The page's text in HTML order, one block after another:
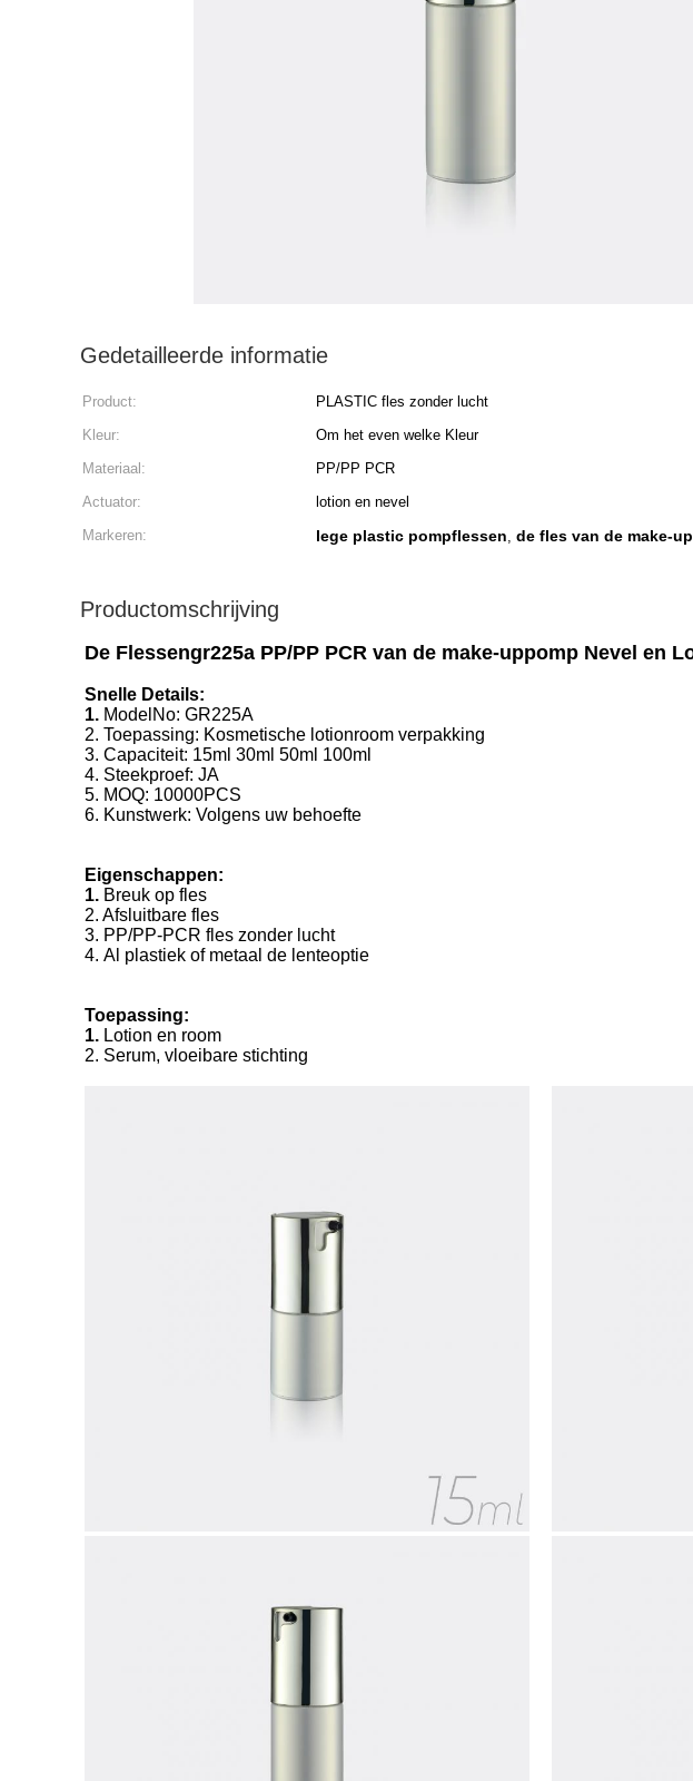
Gedetailleerde informatie
Product: PLASTIC fles zonder lucht
Kleur:
Om het even welke Kleur
Materiaal:
PP/PP PCR
Actuator:
lotion en nevel
Markeren:
lege plastic pompflessen, de fles van de make-
Productomschrijving
De Flessengr225a PP/PP PCR van de make-uppomp Nevel en
Snelle Details:
1. ModelNo: GR225A
2. Toepassing: Kosmetische lotionroom verpakking
3. Capaciteit: 15ml 30ml 50ml 100ml
4. Steekproef: JA
5. MOQ: 10000PCS
6. Kunstwerk: Volgens uw behoefte
Eigenschappen:
1. Breuk op fles
2. Afsluitbare fles
3. PP/PP-PCR fles zonder lucht
4. Al plastiek of metaal de lenteoptie
Toepassing:
1. Lotion en room
2. Serum, vloeibare stichting